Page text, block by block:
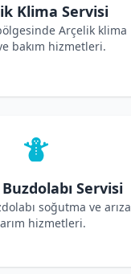
Klima Servisi
Arçelik klima
bakım hizmetleri.
Servisi
soğutma ve arıza
hizmetleri.